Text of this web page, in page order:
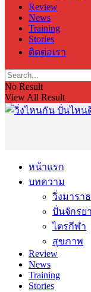
Review
News
Training
Stories
ติดต่อเรา
No Result
View All Result
หน้าแรก
บทความ
วิ่งมารา
ปั่นจักรย
ไตรกีฬา
สุขภาพ
Review
News
Training
Stories